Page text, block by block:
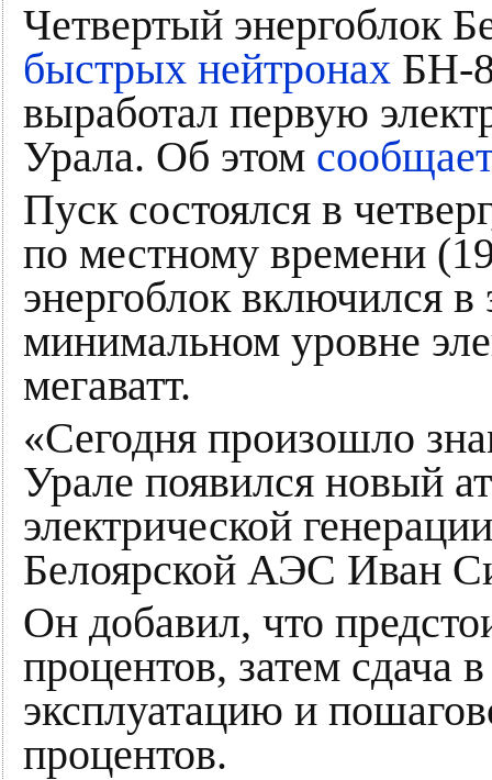
Четвертый энергоблок
быстрых нейтронах БН-
выработал первую
Урала. Об этом
Пуск состоялся в
по местному времени
энергоблок включился в
минимальном уровне
мегаватт.
«Сегодня произошло
Урале появился новый
электрической
Белоярской АЭС Иван
Он добавил, что
процентов, затем
эксплуатацию и
процентов.